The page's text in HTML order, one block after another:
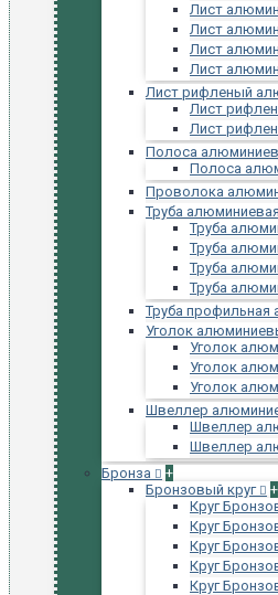
Лист
Лист
Лист
Лист
Лист рифленый
Лист
Лист
Полоса
Полоса
Проволока
Труба алюминиевая
Труба
Труба
Труба
Труба
Труба профильная
Уголок
Уголок
Уголок
Уголок
Швеллер
Швеллер
Швеллер
Бронза
+
Бронзовый круг
+
Круг
Круг
Круг
Круг
Круг